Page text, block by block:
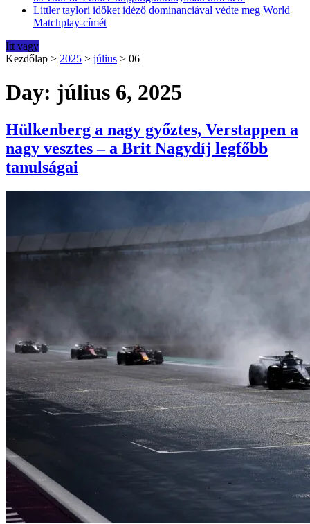
Littler taylori időket idéző dominanciával védte meg World
Matchplay-címét
Itt vagy
Kezdőlap > 2025 > július > 06
Day: július 6, 2025
Hülkenberg a nagy győztes, Verstappen a
nagy vesztes – a Brit Nagydíj legfőbb
tanulságai